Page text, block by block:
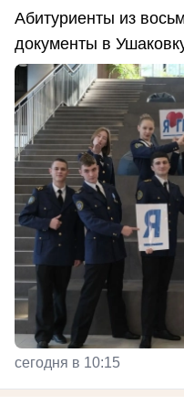
Абитуриенты из
документы в
сегодня в 10:15